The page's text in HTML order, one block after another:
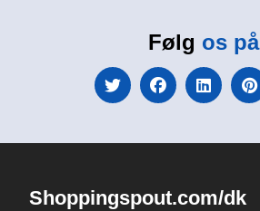
Følg os på
Shoppingspout.com/dk